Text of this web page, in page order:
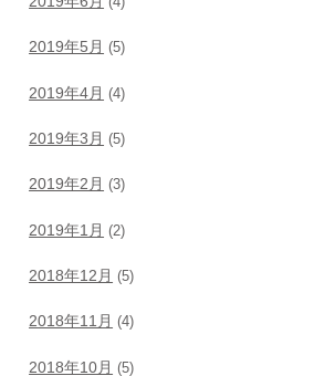
2019年5月 (5)
2019年4月 (4)
2019年3月 (5)
2019年2月 (3)
2019年1月 (2)
2018年12月 (5)
2018年11月 (4)
2018年10月 (5)